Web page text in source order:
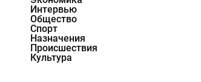
Интервью
Общество
Спорт
Назначения
Происшествия
Культура